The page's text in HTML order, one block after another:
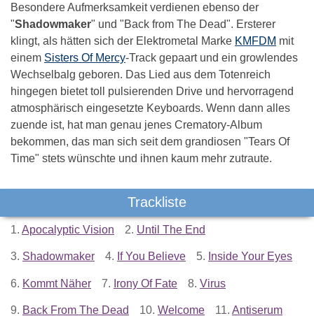
Besondere Aufmerksamkeit verdienen ebenso der
"Shadowmaker" und "Back from The Dead". Ersterer
klingt, als hätten sich der Elektrometal Marke KMFDM mit
einem Sisters Of Mercy-Track gepaart und ein growlendes
Wechselbalg geboren. Das Lied aus dem Totenreich
hingegen bietet toll pulsierenden Drive und hervorragend
atmosphärisch eingesetzte Keyboards. Wenn dann alles
zuende ist, hat man genau jenes Crematory-Album
bekommen, das man sich seit dem grandiosen "Tears Of
Time" stets wünschte und ihnen kaum mehr zutraute.
Trackliste
1. Apocalyptic Vision 2. Until The End
3. Shadowmaker 4. If You Believe 5. Inside Your Eyes
6. Kommt Näher 7. Irony Of Fate 8. Virus
9. Back From The Dead 10. Welcome 11. Antiserum